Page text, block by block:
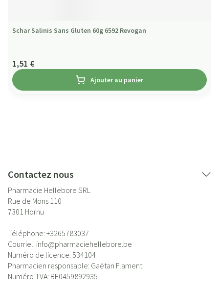
Schar Salinis Sans Gluten 60g 6592 Revogan
1,51 €
Ajouter au panier
Contactez nous
Pharmacie Hellebore SRL
Rue de Mons 110
7301 Hornu
Téléphone: +3265783037
Courriel: info@pharmaciehellebore.be
Numéro de licence: 534104
Pharmacien responsable: Gaëtan Flament
Numéro TVA: BE0459892935